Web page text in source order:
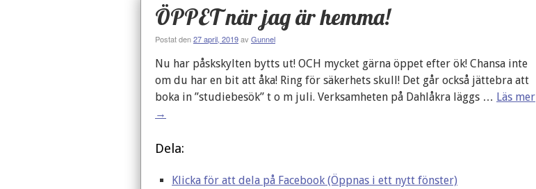
ÖPPET när jag är hemma!
Postat den27 april, 2019av Gunnel
Nu har påskskylten bytts ut! OCH mycket gärna öppet efter ök! Chansa inte
om du har en bit att åka! Ring för säkerhets skull! Det går också jättebra att
boka in ”studiebesök” t o m juli. Verksamheten på Dahlåkra läggs … Läs mer
→
Dela:
Klicka för att dela på Facebook (Öppnas i ett nytt fönster)